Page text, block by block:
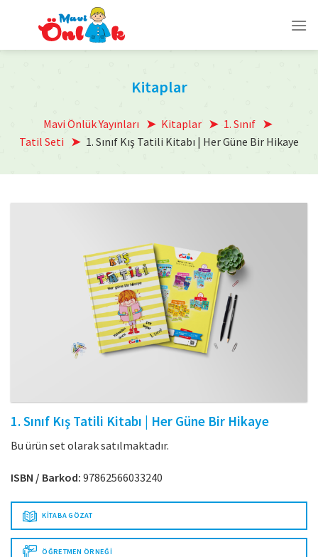
Kitaplar
Mavi Önlük Yayınları Kitaplar
1. Sınıf
Tatil Seti
1. Sınıf Kış Tatili Kitabı | Her Güne Bir Hikaye
1. Sınıf Kış Tatili Kitabı | Her Güne Bir Hikaye
Bu ürün set olarak satılmaktadır.
ISBN / Barkod: 97862566033240
KITABA GÖZAT
ÖĞRETMEN ÖRNEĞI